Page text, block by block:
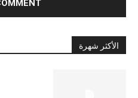
الأكثر شهرة